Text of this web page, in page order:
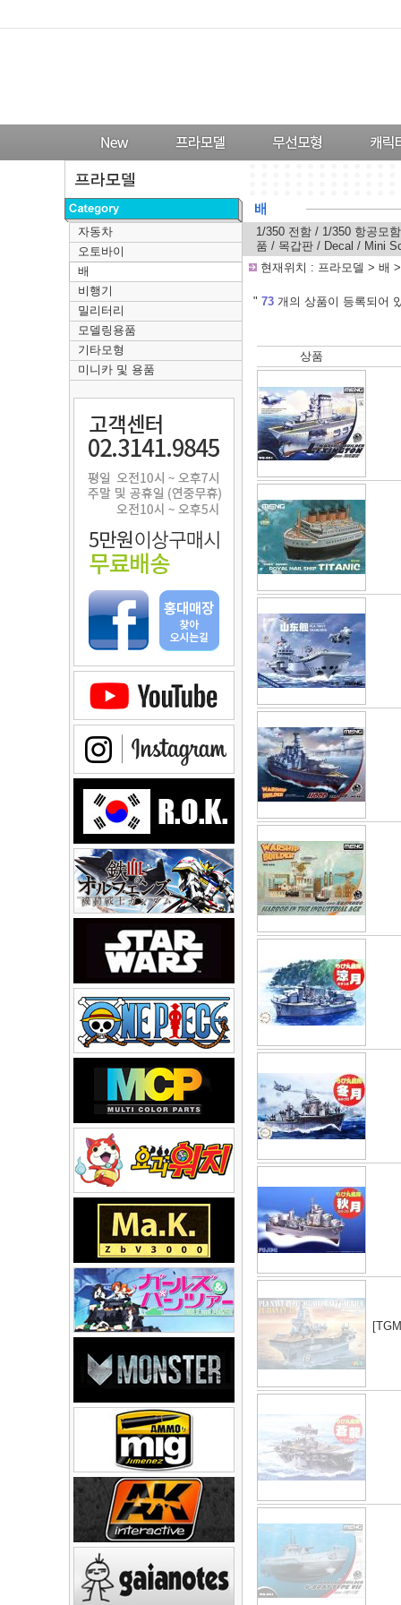
자동차
오토바이
배
비행기
밀리터리
모델링용품
기타모형
미니카 및 용품
1/350 전함 / 1/350 항공모함
품 / 목갑판 / Decal / Mini
현재위치 : 프라모델 > 배
" 73 개의 상품이 등록되어
상품